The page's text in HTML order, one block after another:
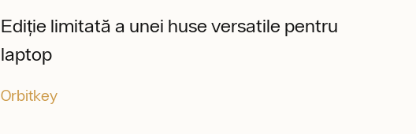
Ediție limitată a unei huse versatile pentru
laptop
Orbitkey